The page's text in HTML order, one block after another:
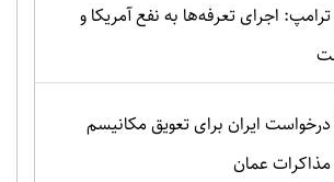
ترامپ: اجرای تعرفه‌ها به نفع آمریکا و
درخواست ایران برای تعویق مکانیسم
عمان